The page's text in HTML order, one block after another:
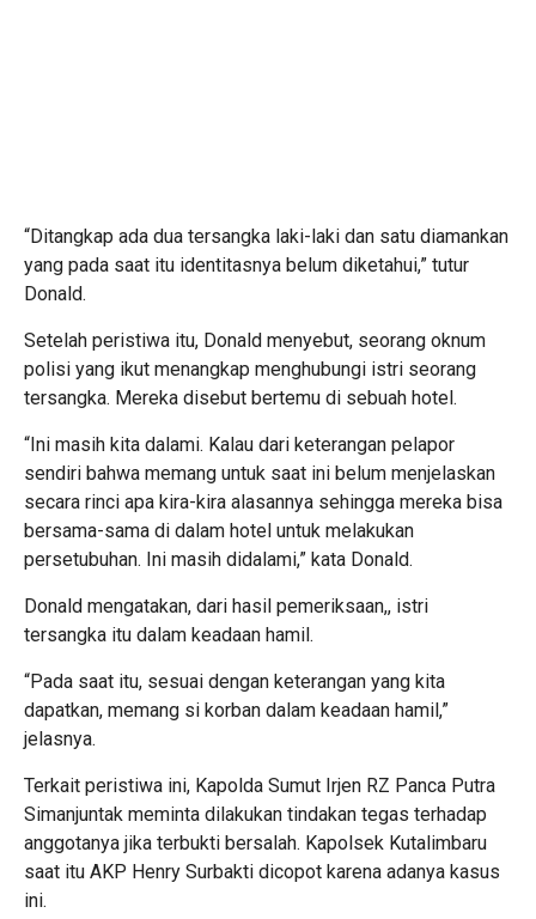
“Ditangkap ada dua tersangka laki-laki dan satu diamankan
yang pada saat itu identitasnya belum diketahui,” tutur
Donald.
Setelah peristiwa itu, Donald menyebut, seorang oknum
polisi yang ikut menangkap menghubungi istri seorang
tersangka. Mereka disebut bertemu di sebuah hotel.
“Ini masih kita dalami. Kalau dari keterangan pelapor
sendiri bahwa memang untuk saat ini belum menjelaskan
secara rinci apa kira-kira alasannya sehingga mereka bisa
bersama-sama di dalam hotel untuk melakukan
persetubuhan. Ini masih didalami,” kata Donald.
Donald mengatakan, dari hasil pemeriksaan,, istri
tersangka itu dalam keadaan hamil.
“Pada saat itu, sesuai dengan keterangan yang kita
dapatkan, memang si korban dalam keadaan hamil,”
jelasnya.
Terkait peristiwa ini, Kapolda Sumut Irjen RZ Panca Putra
Simanjuntak meminta dilakukan tindakan tegas terhadap
anggotanya jika terbukti bersalah. Kapolsek Kutalimbaru
saat itu AKP Henry Surbakti dicopot karena adanya kasus
ini.